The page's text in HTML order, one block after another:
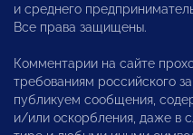
и среднего
Все права защищены.
Комментарии на сайте
требованиям российского
публикуем сообщения,
и/или оскорбления, даже в